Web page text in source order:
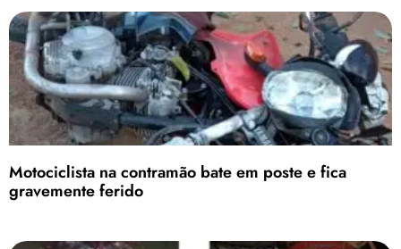
Motociclista na contramão bate em poste e fica
gravemente ferido